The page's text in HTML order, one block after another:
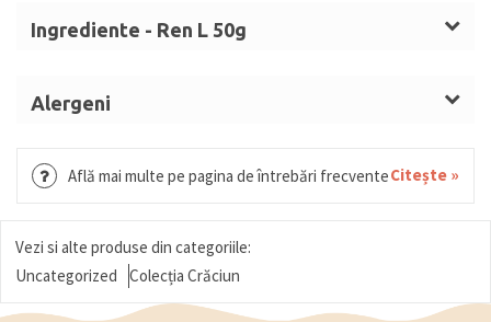
Ingrediente - Ren L 50g
cacao, emulgator: lecitine (
Ciocolata cu
solide dinLAPTE: minim 22%)
deLAPTE: minim 22%)
Ciocolată neagră (solide de cacao: minim 54%)
Alergeni
Află mai multe pe pagina de întrebări frecventeCitește »
Vezi si alte produse din categoriile:
Uncategorized
Colecția Crăciun